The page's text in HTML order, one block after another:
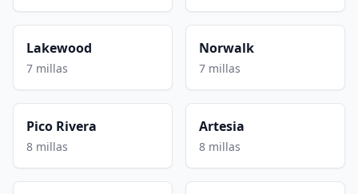
Lakewood
7 millas
Norwalk
7 millas
Pico Rivera
8 millas
Artesia
8 millas